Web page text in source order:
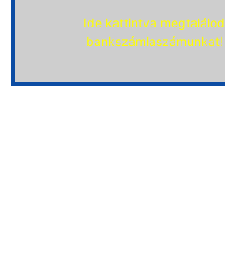
Ide kattintva megtalálod
bankszámlaszámunkat!